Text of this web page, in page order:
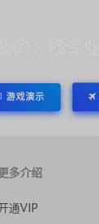
游戏演示
更多介绍
通VIP